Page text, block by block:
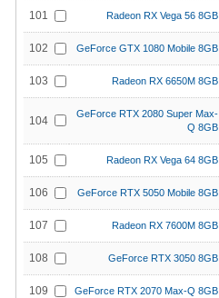
101 Radeon RX Vega 56 8GB
102 GeForce GTX 1080 Mobile 8GB
103 Radeon RX 6650M 8GB
104
GeForce RTX 2080 Super Max-
Q 8GB
105 Radeon RX Vega 64 8GB
106 GeForce RTX 5050 Mobile 8GB
107 Radeon RX 7600M 8GB
108 GeForce RTX 3050 8GB
109 GeForce RTX 2070 Max-Q 8GB